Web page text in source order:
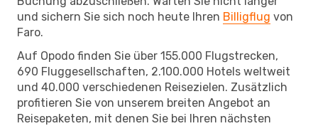
und sichern Sie sich noch heute Ihren Billigflug von
Faro.
Auf Opodo finden Sie über 155.000 Flugstrecken,
690 Fluggesellschaften, 2.100.000 Hotels weltweit
und 40.000 verschiedenen Reisezielen. Zusätzlich
profitieren Sie von unserem breiten Angebot an
Reisepaketen, mit denen Sie bei Ihren nächsten